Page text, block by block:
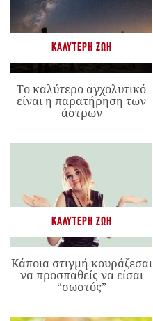
ΚΑΛΎΤΕΡΗ ΖΩΉ
Το καλύτερο αγχολυτικό
είναι η παρατήρηση των
άστρων
ΚΑΛΎΤΕΡΗ ΖΩΉ
Κάποια στιγμή κουράζεσαι
να προσπαθείς να είσαι
“σωστός”